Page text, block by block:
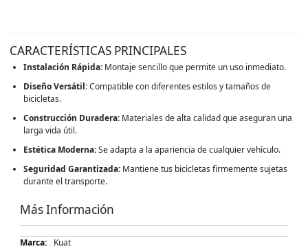
CARACTERÍSTICAS PRINCIPALES
Instalación Rápida: Montaje sencillo que permite un uso inmediato.
Diseño Versátil:Compatible con diferentes estilos y tamaños de
bicicletas.
Construcción Duradera: Materiales de alta calidad que aseguran una
larga vida útil.
Estética Moderna:Se adapta a la apariencia de cualquier vehículo.
Seguridad Garantizada: Mantiene tus bicicletas firmemente sujetas
durante el transporte.
Más Información
Más
Kuat